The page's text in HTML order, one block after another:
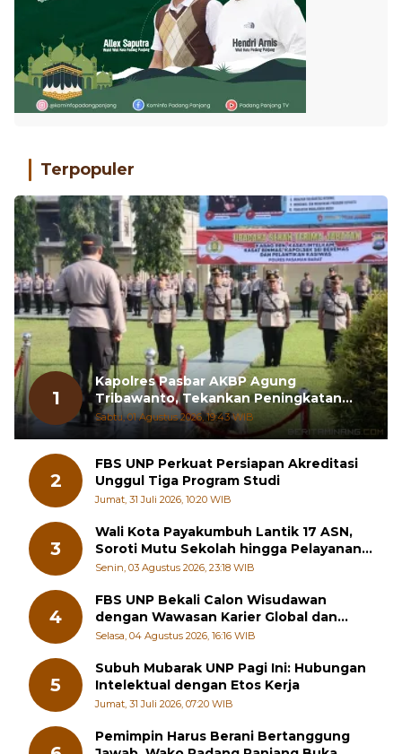
Terpopuler
1
Kapolres Pasbar AKBP Agung
Tribawanto, Tekankan Peningkatan
Pelayanan dan Sinergi dengan
Masyarakat
Sabtu, 01 Agustus 2026, 19:43 WIB
2
FBS UNP Perkuat Persiapan Akreditasi
Unggul Tiga Program Studi
Jumat, 31 Juli 2026, 10:20 WIB
3
Wali Kota Payakumbuh Lantik 17 ASN,
Soroti Mutu Sekolah hingga Pelayanan
RSUD
Senin, 03 Agustus 2026, 23:18 WIB
4
FBS UNP Bekali Calon Wisudawan
dengan Wawasan Karier Global dan
Kewirausahaan Kreatif
Selasa, 04 Agustus 2026, 16:16 WIB
5
Subuh Mubarak UNP Pagi Ini: Hubungan
Intelektual dengan Etos Kerja
Jumat, 31 Juli 2026, 07:20 WIB
Pemimpin Harus Berani Bertanggung